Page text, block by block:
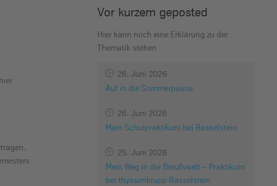
Vor kurzem geposted
Hier kann noch eine Erklärung zu der
Thematik stehen
26. Juni 2026
Auf in die Sommerpause
26. Juni 2026
Mein Schulpraktikum bei Rasselstein
25. Juni 2026
Mein Weg in die Berufswelt – Praktikum
bei thyssenkrupp Rasselstein